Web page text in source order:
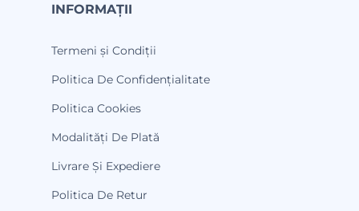
INFORMAȚII
Termeni și Condiții
Politica De Confidențialitate
Politica Cookies
Modalități De Plată
Livrare Și Expediere
Politica De Retur